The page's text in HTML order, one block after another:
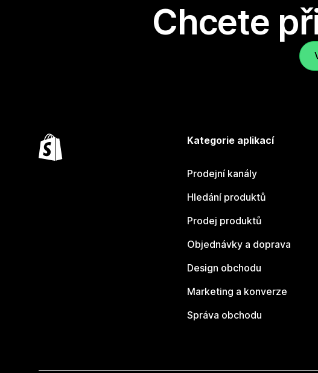
Chcete
Kategorie aplikací
Prodejní kanály
Hledání produktů
Prodej produktů
Objednávky a doprava
Design obchodu
Marketing a konverze
Správa obchodu